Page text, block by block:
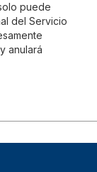
puede
del Servicio
anulará